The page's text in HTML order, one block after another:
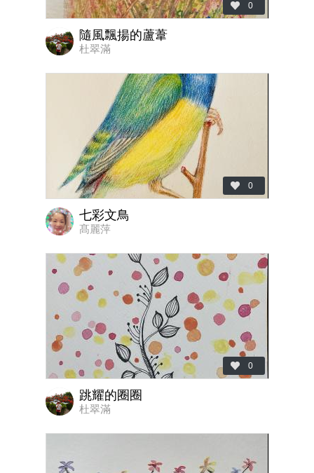
0
隨風飄揚的蘆葦
杜翠滿
0
七彩文鳥
髙麗萍
0
跳耀的圈圈
杜翠滿